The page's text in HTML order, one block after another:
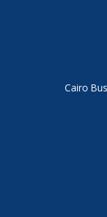
Cairo